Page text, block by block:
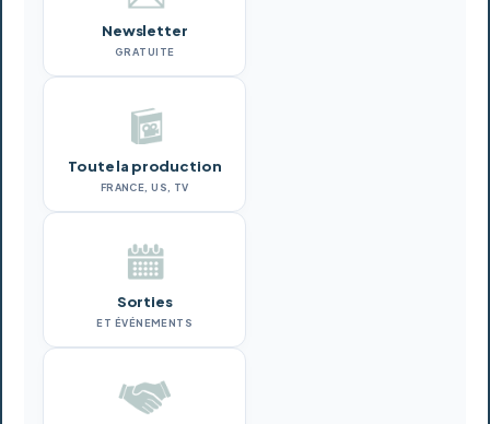
Newsletter
GRATUITE
Toute la production
FRANCE, US, TV
Sorties
ET ÉVÉNEMENTS